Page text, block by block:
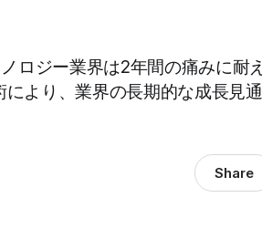
ロジー業界は2年間の痛みに耐え
より、業界の長期的な成長見通
Share